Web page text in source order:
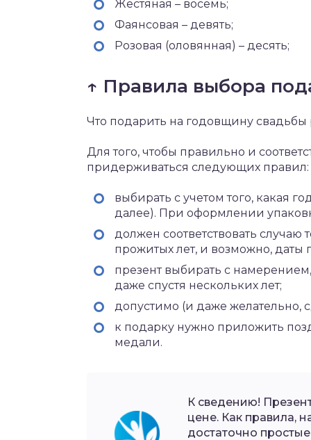
Жестяная – восемь;
Фаянсовая – девять;
Розовая (оловянная) – десять;
↑ Правила выбора
Что подарить на годовщину
Для того, чтобы правильно и
придерживаться следующих правил:
выбирать с учетом того, какая
далее). При оформлении
должен соответствовать случаю
прожитых лет, и возможно, даты
презент выбирать с
даже спустя нескольких лет;
допустимо (и даже желательно,
к подарку нужно приложить
медали.
К сведению!
цене. Как правила,
достаточно